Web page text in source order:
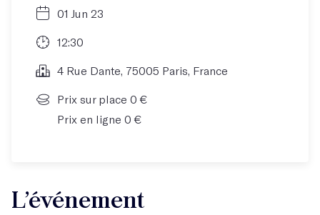
01 Jun 23
12:30
4 Rue Dante, 75005 Paris, France
Prix sur place 0 €
Prix en ligne 0 €
L’événement